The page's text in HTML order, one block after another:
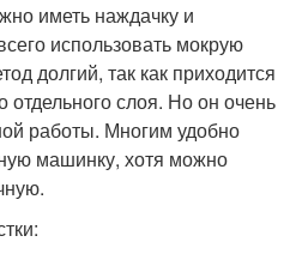
иметь наждачку и
использовать мокрую
долгий, так как приходится
слоя. Но он очень
работы. Многим удобно
машинку, хотя можно